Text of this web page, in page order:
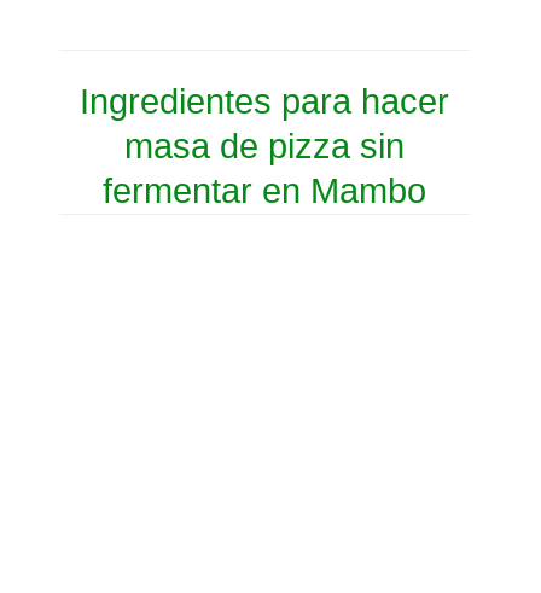
Ingredientes para hacer
masa de pizza sin
fermentar en Mambo